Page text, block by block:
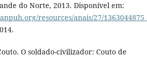
do Norte, 2013. Disponível em:
resources/anais/27/
O soldado-civilizador: Couto de